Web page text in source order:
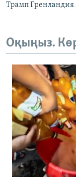
Трамп Гренландия
Оқыңыз.